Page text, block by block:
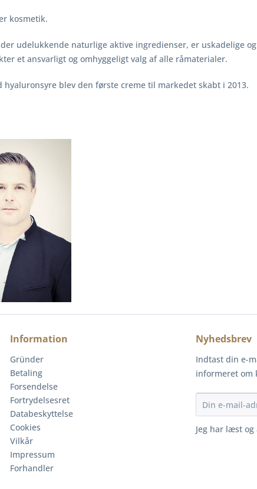
kosmetik.
udelukkende naturlige aktive ingredienser, er uskadelige
et ansvarligt og omhyggeligt valg af alle råmaterialer.
blev den første creme til markedet skabt i 2013.
Information
Gründer
Betaling
Forsendelse
Fortrydelsesret
Databeskyttelse
Cookies
Vilkår
Impressum
Forhandler
Nyhedsbrev
Indtast din e-
informeret om
Jeg har læst